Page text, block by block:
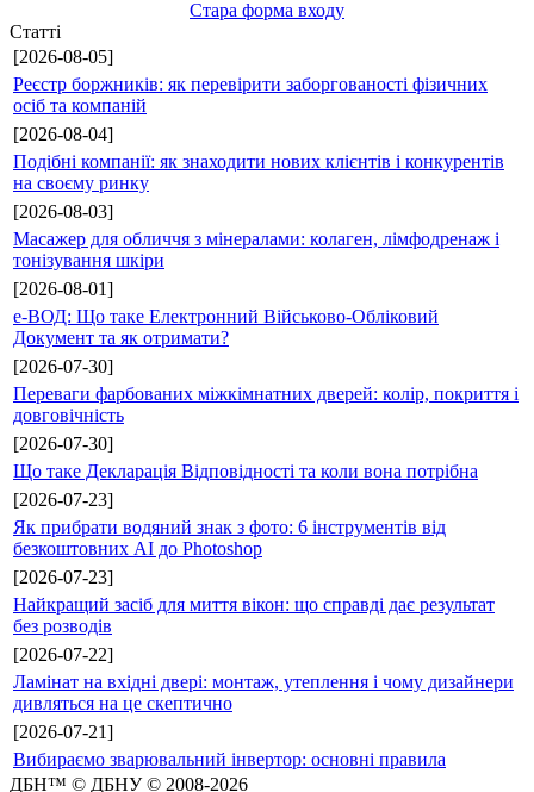
Стара форма входу
Статті
[2026-08-05]
Реєстр боржників: як перевірити заборгованості фізичних
осіб та компаній
[2026-08-04]
Подібні компанії: як знаходити нових клієнтів і конкурентів
на своєму ринку
[2026-08-03]
Масажер для обличчя з мінералами: колаген, лімфодренаж і
тонізування шкіри
[2026-08-01]
е-ВОД: Що таке Електронний Військово-Обліковий
Документ та як отримати?
[2026-07-30]
Переваги фарбованих міжкімнатних дверей: колір, покриття і
довговічність
[2026-07-30]
Що таке Декларація Відповідності та коли вона потрібна
[2026-07-23]
Як прибрати водяний знак з фото: 6 інструментів від
безкоштовних AI до Photoshop
[2026-07-23]
Найкращий засіб для миття вікон: що справді дає результат
без розводів
[2026-07-22]
Ламінат на вхідні двері: монтаж, утеплення і чому дизайнери
дивляться на це скептично
[2026-07-21]
Вибираємо зварювальний інвертор: основні правила
ДБН™ © ДБНУ © 2008-2026